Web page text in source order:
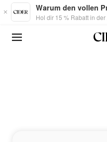
Skip to main content
Warum den vollen
Hol dir 15 % Rabatt in